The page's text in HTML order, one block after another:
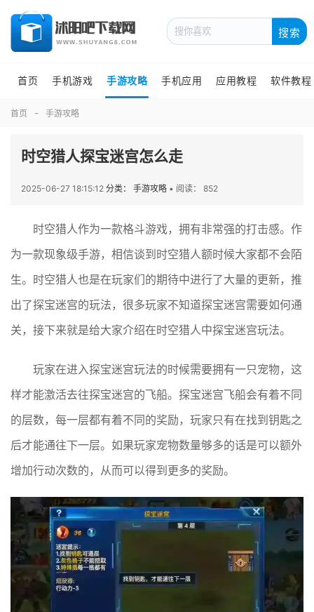
搜索
首页 手机游戏 手游攻略 手机应用 应用教程 软件教程
首页 手游攻略
时空猎人探宝迷宫怎么走
2025-06-27 18:15:12 分类： 手游攻略 • 阅读： 852
时空猎人作为一款格斗游戏，拥有非常强的打击感。作
为一款现象级手游，相信谈到时空猎人额时候大家都不会陌
生。时空猎人也是在玩家们的期待中进行了大量的更新，推
出了探宝迷宫的玩法，很多玩家不知道探宝迷宫需要如何通
关，接下来就是给大家介绍在时空猎人中探宝迷宫玩法。
玩家在进入探宝迷宫玩法的时候需要拥有一只宠物，这
样才能激活去往探宝迷宫的飞船。探宝迷宫飞船会有着不同
的层数，每一层都有着不同的奖励，玩家只有在找到钥匙之
后才能通往下一层。如果玩家宠物数量够多的话是可以额外
增加行动次数的，从而可以得到更多的奖励。